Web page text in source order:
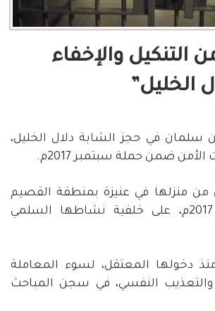
التنكيل والإخفاء
الخليل”
في حجز الشابة دلال الخليل،
الأمن ضمن حملة سبتمبر 2017م.
من منزلها في عنيزة بمنطقة القصيم
يوم 28 سبتمبر 2017م، على خلفية نشاطها السلمي
دخولها المعتقل، لسوء المعاملة
والتعذيب النفسي، في سجن المباحث